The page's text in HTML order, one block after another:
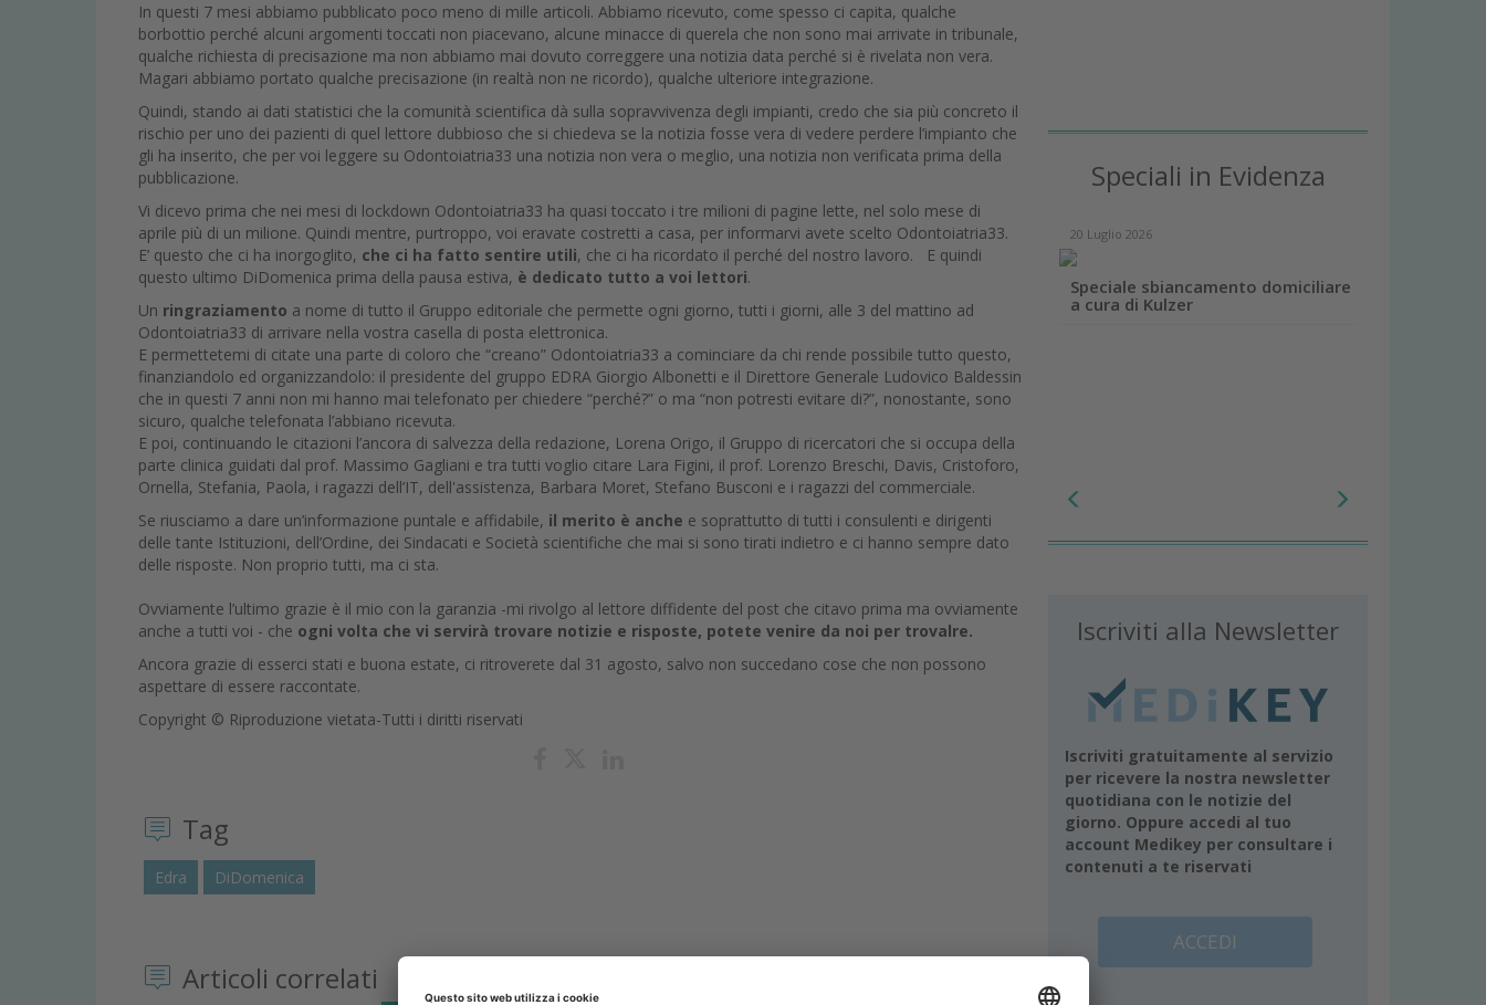
In questi 7 mesi abbiamo pubblicato poco meno di mille articoli. Abbiamo ricevuto, come spesso ci capita, qualche
borbottio perché alcuni argomenti toccati non piacevano, alcune minacce di querela che non sono mai arrivate in tribunale,
qualche richiesta di precisazione ma non abbiamo mai dovuto correggere una notizia data perché si è rivelata non vera.
Magari abbiamo portato qualche precisazione (in realtà non ne ricordo), qualche ulteriore integrazione.
Quindi, stando ai dati statistici che la comunità scientifica dà sulla sopravvivenza degli impianti, credo che sia più concreto il
rischio per uno dei pazienti di quel lettore dubbioso che si chiedeva se la notizia fosse vera di vedere perdere l’impianto che
gli ha inserito, che per voi leggere su Odontoiatria33 una notizia non vera o meglio, una notizia non verificata prima della
pubblicazione.
Vi dicevo prima che nei mesi di lockdown Odontoiatria33 ha quasi toccato i tre milioni di pagine lette, nel solo mese di
aprile più di un milione. Quindi mentre, purtroppo, voi eravate costretti a casa, per informarvi avete scelto Odontoiatria33.
E’ questo che ci ha inorgoglito, che ci ha fatto sentire utili, che ci ha ricordato il perché del nostro lavoro. E quindi
questo ultimo DiDomenica prima della pausa estiva, è dedicato tutto a voi lettori.
Un ringraziamento a nome di tutto il Gruppo editoriale che permette ogni giorno, tutti i giorni, alle 3 del mattino ad
Odontoiatria33 di arrivare nella vostra casella di posta elettronica.
E permettetemi di citate una parte di coloro che “creano” Odontoiatria33 a cominciare da chi rende possibile tutto questo,
finanziandolo ed organizzandolo: il presidente del gruppo EDRA Giorgio Albonetti e il Direttore Generale Ludovico Baldessin
che in questi 7 anni non mi hanno mai telefonato per chiedere “perché?” o ma “non potresti evitare di?”, nonostante, sono
sicuro, qualche telefonata l’abbiano ricevuta.
E poi, continuando le citazioni l’ancora di salvezza della redazione, Lorena Origo, il Gruppo di ricercatori che si occupa della
parte clinica guidati dal prof. Massimo Gagliani e tra tutti voglio citare Lara Figini, il prof. Lorenzo Breschi, Davis, Cristoforo,
Ornella, Stefania, Paola, i ragazzi dell’IT, dell'assistenza, Barbara Moret, Stefano Busconi e i ragazzi del commerciale.
Se riusciamo a dare un’informazione puntale e affidabile, il merito è anche e soprattutto di tutti i consulenti e dirigenti
delle tante Istituzioni, dell’Ordine, dei Sindacati e Società scientifiche che mai si sono tirati indietro e ci hanno sempre dato
delle risposte. Non proprio tutti, ma ci sta.
Ovviamente l’ultimo grazie è il mio con la garanzia -mi rivolgo al lettore diffidente del post che citavo prima ma ovviamente
anche a tutti voi - che ogni volta che vi servirà trovare notizie e risposte, potete venire da noi per trovalre.
Ancora grazie di esserci stati e buona estate, ci ritroverete dal 31 agosto, salvo non succedano cose che non possono
aspettare di essere raccontate.
Copyright © Riproduzione vietata-Tutti i diritti riservati
Tag
Edra DiDomenica
Articoli correlati
Speciali in Evidenza
20 Luglio 2026
Speciale sbiancamento domiciliare
a cura di Kulzer
Iscriviti alla Newsletter
Iscriviti gratuitamente al servizio
per ricevere la nostra newsletter
quotidiana con le notizie del
giorno. Oppure accedi al tuo
account Medikey per consultare i
contenuti a te riservati
ACCEDI